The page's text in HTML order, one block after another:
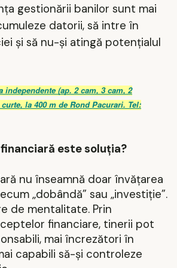
gestionării banilor sunt mai
datorii, să intre în
și să nu-și atingă potențialul
independente (ap. 2 cam, 3 cam, 2
la 400 m de Rond Pacurari. Tel:
este soluția?
nu înseamnă doar învățarea
„dobândă” sau „investiție”.
de mentalitate. Prin
financiare, tinerii pot
mai încrezători în
capabili să-și controleze